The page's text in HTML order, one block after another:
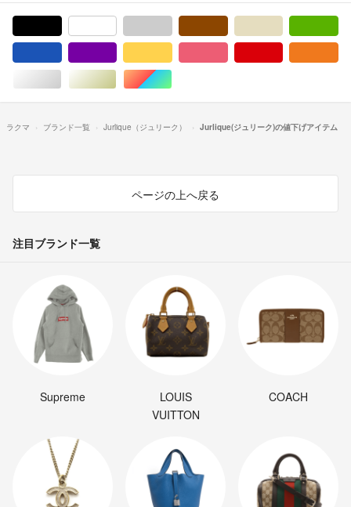
シルバー/銀色系ゴールド/金色系マルチカラー
ラクマ ブランド一覧 Jurlique（ジュリーク） Jurlique(ジュリーク)の値下げアイテム
ページの上へ戻る
注目ブランド一覧
Supreme
LOUIS
VUITTON
COACH